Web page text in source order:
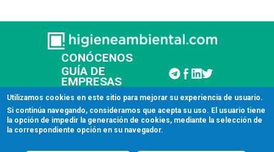
CONÓCENOS
GUÍA DE
EMPRESAS
CONTACTAR
© 2026 Higiene Ambiental
Aviso legal
Utilizamos cookies en este sitio para mejorar su experiencia de usuario.
Si continúa navegando, consideramos que acepta su uso. El usuario tiene
la opción de impedir la generación de cookies, mediante la selección de
la correspondiente opción en su navegador.